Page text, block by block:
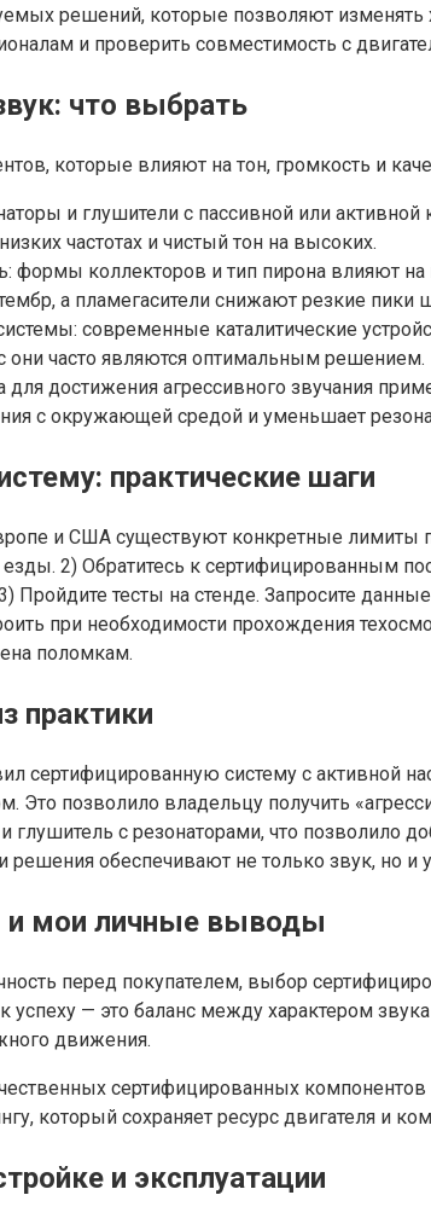
решений, которые позволяют
и проверить совместимость с
что выбрать
которые влияют на тон, громкость и
и глушители с пассивной или
частотах и чистый тон на высоких.
формы коллекторов и тип пирона влияют
а пламегасители снижают резкие пики
современные каталитические
они часто являются оптимальным решением.
для достижения агрессивного звучания
с окружающей средой и уменьшает
практические шаги
и США существуют конкретные
2) Обратитесь к сертифицированным
Пройдите тесты на стенде. Запросите
при необходимости прохождения
поломкам.
практики
сертифицированную систему с активной
Это позволило владельцу получить
с резонаторами, что позволило
обеспечивают не только звук, но и
и мои личные выводы
перед покупателем, выбор
— это баланс между характером
движения.
сертифицированных
который сохраняет ресурс двигателя и
и эксплуатации